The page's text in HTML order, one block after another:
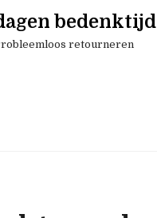
bedenktijd
retourneren